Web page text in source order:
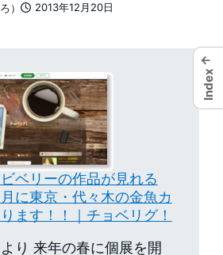
2013年12月20日
）
ベリーの作品が見れる
に東京・代々木の金魚カ
ます！！｜チョベリグ！
り 来年の春に個展を開
←
Index